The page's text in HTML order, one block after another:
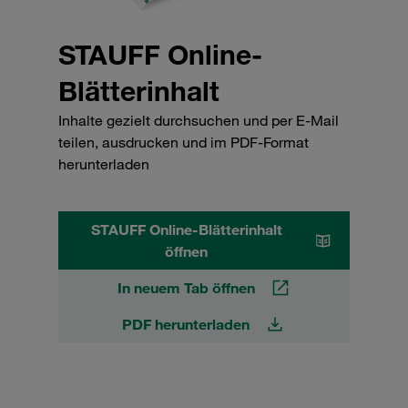
STAUFF Online-
Blätterinhalt
Inhalte gezielt durchsuchen und per E-Mail
teilen, ausdrucken und im PDF-Format
herunterladen
STAUFF Online-Blätterinhalt
öffnen
In neuem Tab öffnen
PDF herunterladen